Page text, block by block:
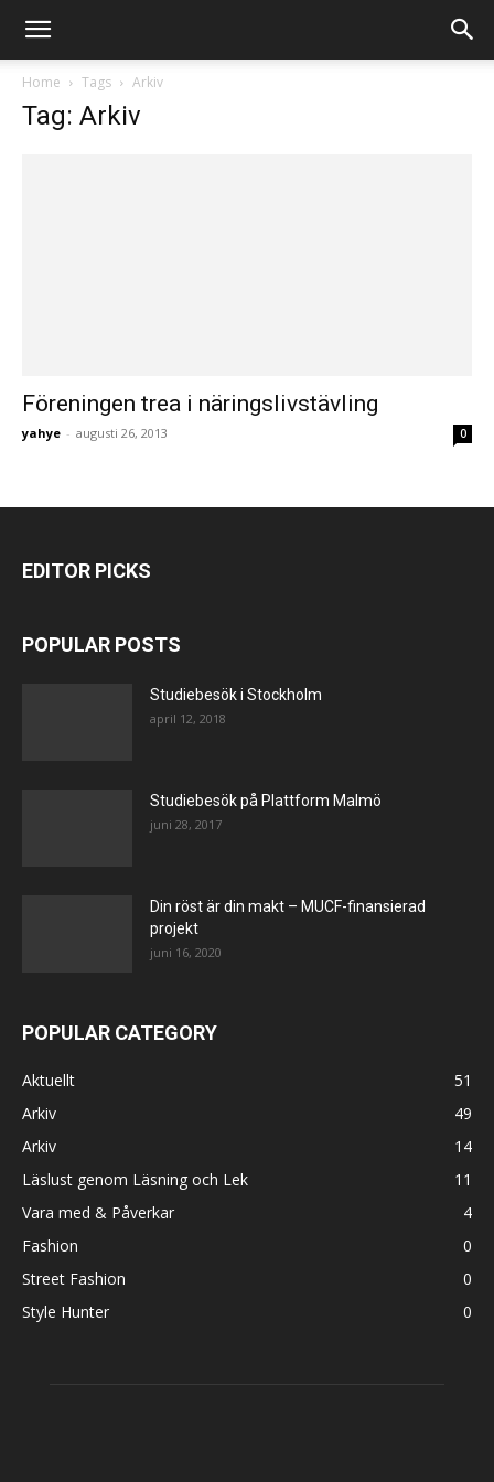
Home Tags Arkiv
Tag: Arkiv
Föreningen trea i näringslivstävling
yahye - augusti 26, 2013 0
EDITOR PICKS
POPULAR POSTS
Studiebesök i Stockholm
april 12, 2018
Studiebesök på Plattform Malmö
juni 28, 2017
Din röst är din makt – MUCF-finansierad
projekt
juni 16, 2020
POPULAR CATEGORY
Aktuellt
51
Arkiv
49
Arkiv
14
Läslust genom Läsning och Lek
11
Vara med & Påverkar
4
Fashion
0
Street Fashion
0
Style Hunter
0